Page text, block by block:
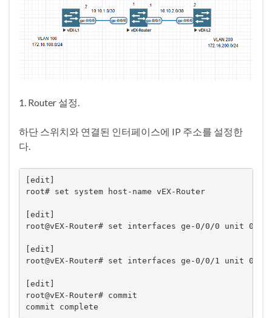
1. Router 설정.
하단 스위치와 연결된 인터페이스에 IP 주소를 설정한
다.
[edit]
root# set system host-name vEX-Router
[edit]
root@vEX-Router# set interfaces ge-0/0/0 unit 0
[edit]
root@vEX-Router# set interfaces ge-0/0/1 unit 0
[edit]
root@vEX-Router# commit
commit complete